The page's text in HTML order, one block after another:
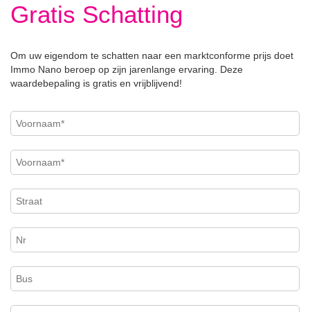
Gratis Schatting
Om uw eigendom te schatten naar een marktconforme prijs doet
Immo Nano beroep op zijn jarenlange ervaring. Deze
waardebepaling is gratis en vrijblijvend!